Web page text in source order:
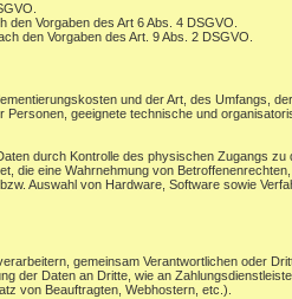
Vorgaben des Art 6 Abs. 4 DSGVO.
den Vorgaben des Art. 9 Abs. 2 DSGVO.
und der Art, des Umfangs,
geeignete technische und
durch Kontrolle des physischen Zugangs
die eine Wahrnehmung von
Auswahl von Hardware, Software sowie
gemeinsam Verantwortlichen oder
Daten an Dritte, wie an
von Beauftragten, Webhostern, etc.).